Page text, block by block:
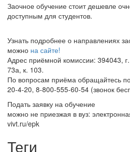
Заочное обучение стоит дешевле
доступным для студентов.
Узнать подробнее о направлениях
можно на сайте!
Адрес приёмной комиссии: 394043,
73а, к. 103.
По вопросам приёма обращайтесь
20-4-20, 8-800-555-60-54 (звонок
Подать заявку на обучение
можно не приезжая в вуз:
vivt.ru/epk
Теги